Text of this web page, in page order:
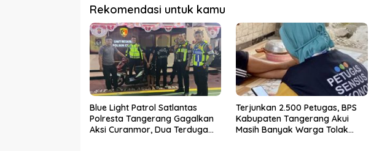
Rekomendasi untuk kamu
Blue Light Patrol Satlantas
Polresta Tangerang Gagalkan
Aksi Curanmor, Dua Terduga
Terjunkan 2.500 Petugas, BPS
Kabupaten Tangerang Akui
Masih Banyak Warga Tolak